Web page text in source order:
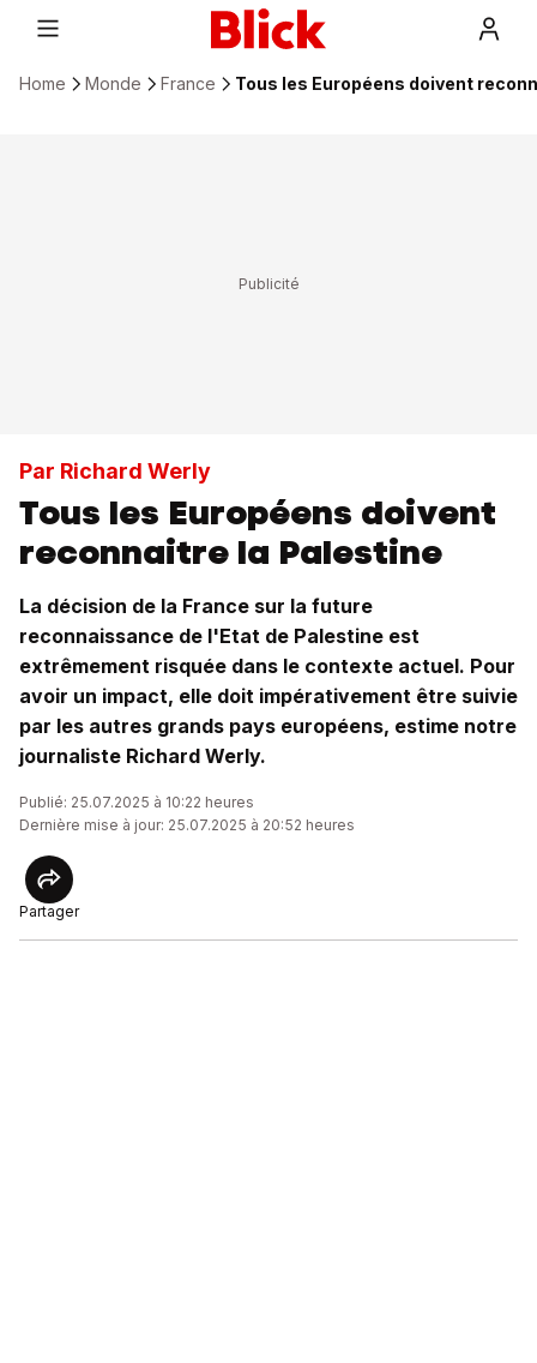
Home Monde France Tous les Européens doivent
Par Richard Werly
Tous les Européens doivent
reconnaitre la Palestine
La décision de la France sur la future
reconnaissance de l'Etat de Palestine est
extrêmement risquée dans le contexte actuel. Pour
avoir un impact, elle doit impérativement être suivie
par les autres grands pays européens, estime notre
journaliste Richard Werly.
Publié: 25.07.2025 à 10:22 heures
Dernière mise à jour: 25.07.2025 à 20:52 heures
Partager